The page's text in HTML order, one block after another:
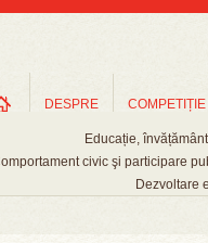
DESPRE COMPETIȚIE
Educație,
civic şi participare
Dezvoltare